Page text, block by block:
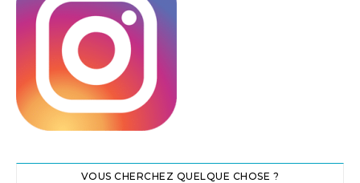
VOUS CHERCHEZ QUELQUE CHOSE ?